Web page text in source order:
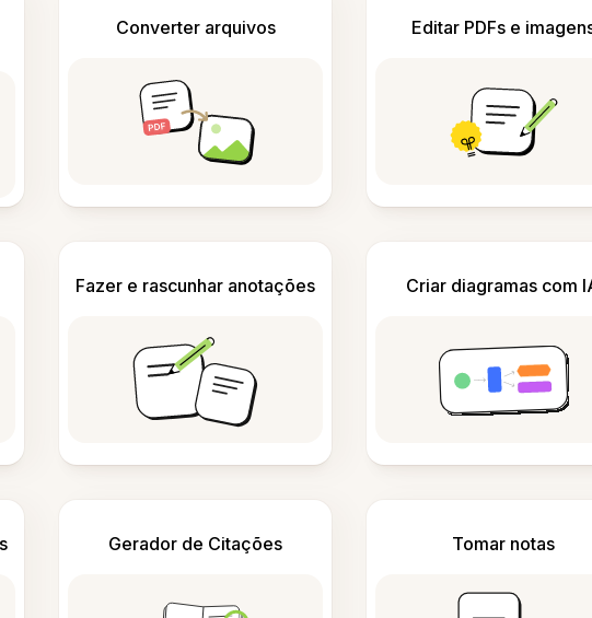
Converter arquivos Editar PDFs e
Fazer e rascunhar anotações Criar diagramas com
Gerador de Citações Tomar notas